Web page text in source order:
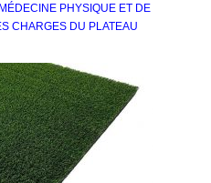
PHYSIQUE ET DE
CHARGES DU PLATEAU